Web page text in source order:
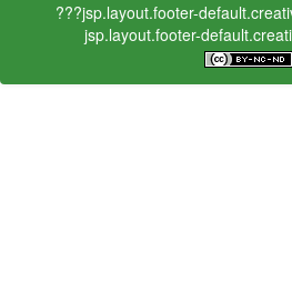
???jsp.layout.footer-
jsp.layout.footer-